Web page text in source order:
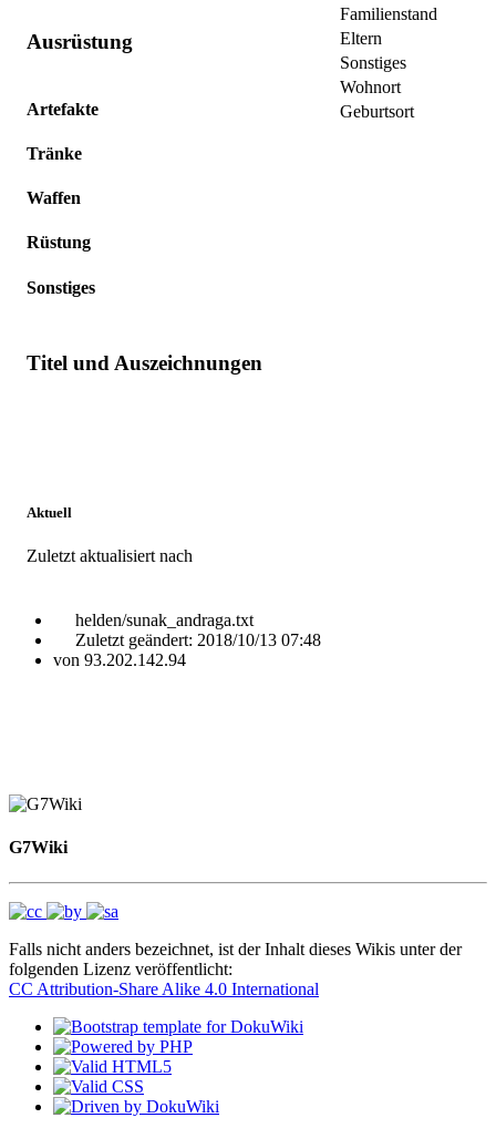
Familienstand
Eltern
Sonstiges
Wohnort
Geburtsort
Ausrüstung
Artefakte
Tränke
Waffen
Rüstung
Sonstiges
Titel und Auszeichnungen
Aktuell
Zuletzt aktualisiert nach
helden/sunak_andraga.txt
Zuletzt geändert: 2018/10/13 07:48
von 93.202.142.94
G7Wiki
Falls nicht anders bezeichnet, ist der Inhalt dieses Wikis unter der
folgenden Lizenz veröffentlicht:
CC Attribution-Share Alike 4.0 International